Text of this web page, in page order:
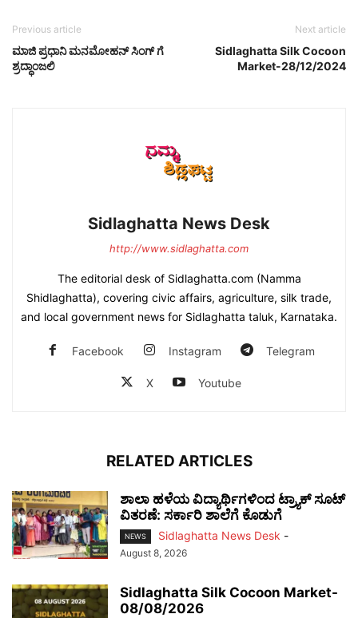
Previous article
ಮಾಜಿ ಪ್ರಧಾನಿ ಮನಮೋಹನ್ ಸಿಂಗ್ ಗೆ
ಶ್ರದ್ಧಾಂಜಲಿ
Next article
Sidlaghatta Silk Cocoon
Market-28/12/2024
Sidlaghatta News Desk
http://www.sidlaghatta.com
The editorial desk of Sidlaghatta.com (Namma
Shidlaghatta), covering civic affairs, agriculture, silk trade,
and local government news for Sidlaghatta taluk, Karnataka.
Facebook Instagram Telegram
X Youtube
RELATED ARTICLES
ಶಾಲಾ ಹಳೆಯ ವಿದ್ಯಾರ್ಥಿಗಳಿಂದ ಟ್ರ್ಯಾಕ್‌ ಸೂಟ್
ವಿತರಣೆ: ಸರ್ಕಾರಿ ಶಾಲೆಗೆ ಕೊಡುಗೆ
NEWS Sidlaghatta News Desk -
August 8, 2026
Sidlaghatta Silk Cocoon Market-
08/08/2026